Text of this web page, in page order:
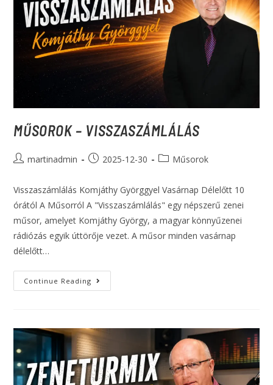
MŰSOROK – VISSZASZÁMLÁLÁS
martinadmin 2025-12-30 Műsorok
Visszaszámlálás Komjáthy Györggyel Vasárnap Délelőtt 10
órától A Műsorról A "Visszaszámlálás" egy népszerű zenei
műsor, amelyet Komjáthy György, a magyar könnyűzenei
rádiózás egyik úttörője vezet. A műsor minden vasárnap
délelőtt…
Continue Reading